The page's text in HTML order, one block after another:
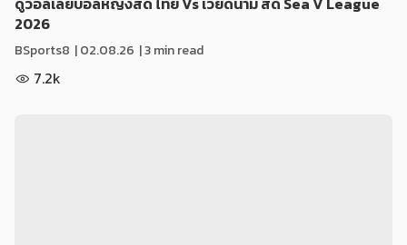
2026
BSports8 |02.08.26 | 3 min read
7.2k